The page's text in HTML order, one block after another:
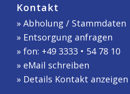
Kontakt
» Abholung / Stammdaten
» Entsorgung anfragen
» fon: +49 3333 • 54 78 10
» eMail schreiben
» Details Kontakt anzeigen